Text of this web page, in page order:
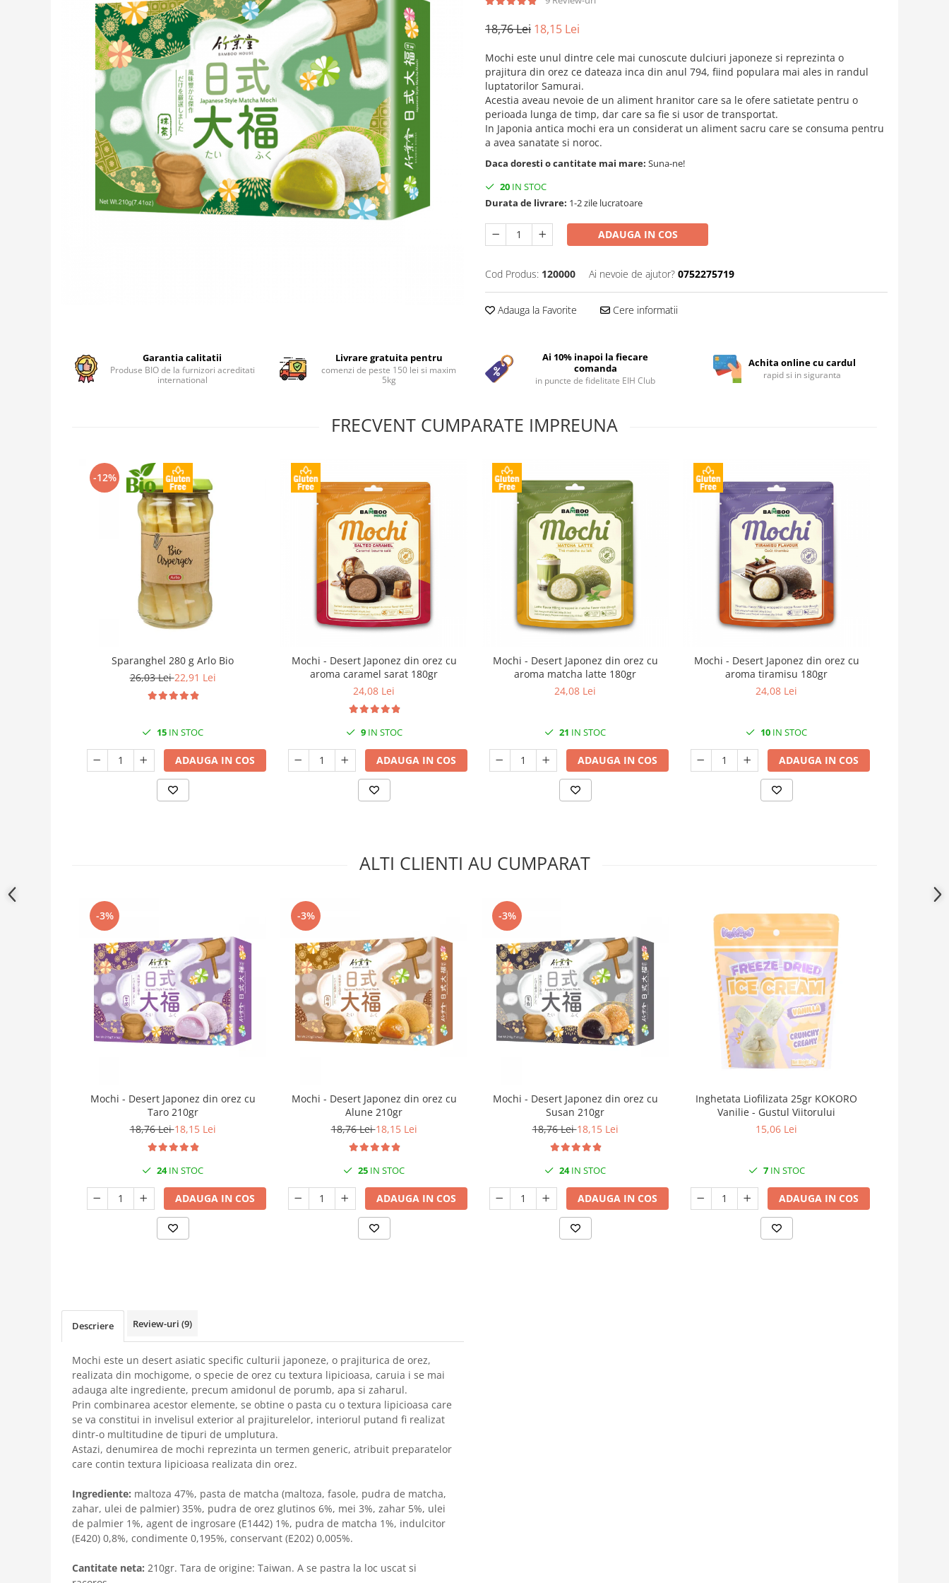
Condimente turcesti
Ghimbir murat la borcan
18,76 Lei 18,15 Lei
Mochi este unul dintre cele mai cunoscute dulciuri japoneze si reprezinta o
prajitura din orez ce dateaza inca din anul 794, fiind populara mai ales in randul
luptatorilor Samurai.
Acestia aveau nevoie de un aliment hranitor care sa le ofere satietate pentru o
perioada lunga de timp, dar care sa fie si usor de transportat.
In Japonia antica mochi era un considerat un aliment sacru care se consuma pentru
a avea sanatate si noroc.
Daca doresti o cantitate mai mare: Suna-ne!
20 IN STOC
Durata de livrare: 1-2 zile lucratoare
ADAUGA IN COS
Cod Produs: 120000 Ai nevoie de ajutor? 0752275719
Adauga la Favorite Cere informatii
Garantia calitatii
Produse BIO de la furnizori acreditati
international
Livrare gratuita pentru
comenzi de peste 150 lei si maxim
5kg
Ai 10% inapoi la fiecare
comanda
in puncte de fidelitate EIH Club
Achita online cu cardul
rapid si in siguranta
FRECVENT CUMPARATE IMPREUNA
-12%
Sparanghel 280 g Arlo Bio
26,03 Lei22,91 Lei
15 IN STOC
ADAUGA IN COS
Mochi - Desert Japonez din orez cu
aroma caramel sarat 180gr
24,08 Lei
9IN STOC
ADAUGA IN COS
Mochi - Desert Japonez din orez cu
aroma matcha latte 180gr
24,08 Lei
21 IN STOC
ADAUGA IN COS
Mochi - Desert Japonez din orez cu
aroma tiramisu 180gr
24,08 Lei
10 IN STOC
ADAUGA IN COS
ALTI CLIENTI AU CUMPARAT
-3%
Mochi - Desert Japonez din orez cu
Taro 210gr
18,76 Lei18,15 Lei
24IN STOC
ADAUGA IN COS
-3%
Mochi - Desert Japonez din orez cu
Alune 210gr
18,76 Lei18,15 Lei
25 IN STOC
ADAUGA IN COS
-3%
Mochi - Desert Japonez din orez cu
Susan 210gr
18,76 Lei18,15 Lei
24IN STOC
ADAUGA IN COS
Inghetata Liofilizata 25gr KOKORO
Vanilie - Gustul Viitorului
15,06 Lei
7IN STOC
ADAUGA IN COS
Descriere Review-uri (9)
Mochi este un desert asiatic specific culturii japoneze, o prajiturica de orez,
realizata din mochigome, o specie de orez cu textura lipicioasa, caruia i se mai
adauga alte ingrediente, precum amidonul de porumb, apa si zaharul.
Prin combinarea acestor elemente, se obtine o pasta cu o textura lipicioasa care
se va constitui in invelisul exterior al prajiturelelor, interiorul putand fi realizat
dintr-o multitudine de tipuri de umplutura.
Astazi, denumirea de mochi reprezinta un termen generic, atribuit preparatelor
care contin textura lipicioasa realizata din orez.
Ingrediente: maltoza 47%, pasta de matcha (maltoza, fasole, pudra de matcha,
zahar, ulei de palmier) 35%, pudra de orez glutinos 6%, mei 3%, zahar 5%, ulei
de palmier 1%, agent de ingrosare (E1442) 1%, pudra de matcha 1%, indulcitor
(E420) 0,8%, condimente 0,195%, conservant (E202) 0,005%.
Cantitate neta: 210gr. Tara de origine: Taiwan. A se pastra la loc uscat si